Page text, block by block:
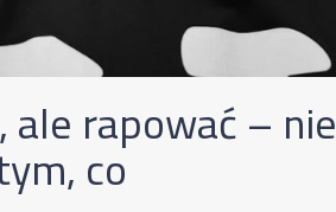
ale rapować – nie
co